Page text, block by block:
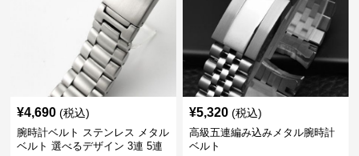
¥4,690 (税込)
腕時計ベルト ステンレス メタル
ベルト 選べるデザイン 3連 5連
¥5,320 (税込)
高級五連編み込みメタル腕時計
ベルト